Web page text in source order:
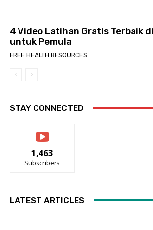
4 Video Latihan Gratis Terbaik
untuk Pemula
FREE HEALTH RESOURCES
STAY CONNECTED
1,463
Subscribers
LATEST ARTICLES